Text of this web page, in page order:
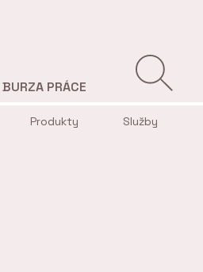
Produkty Služby
BURZA PRÁCE